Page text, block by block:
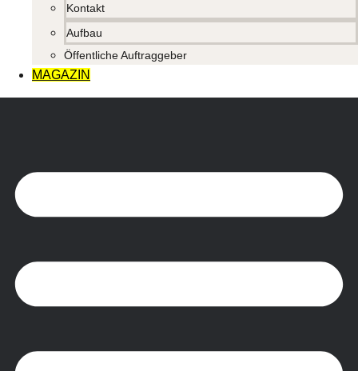
Kontakt
Aufbau
Öffentliche Auftraggeber
MAGAZIN